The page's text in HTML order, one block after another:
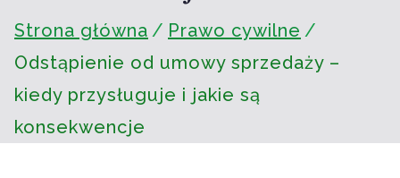
Strona główna
Prawo cywilne
Odstąpienie od umowy sprzedaży –
kiedy przysługuje i jakie są
konsekwencje